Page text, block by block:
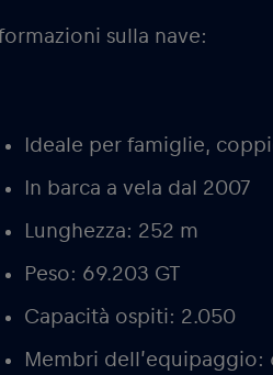
sulla nave:
Ideale per famiglie,
In barca a vela dal 2007
Lunghezza: 252 m
Peso: 69.203 GT
Capacità ospiti: 2.050
Membri dell’equipaggio: